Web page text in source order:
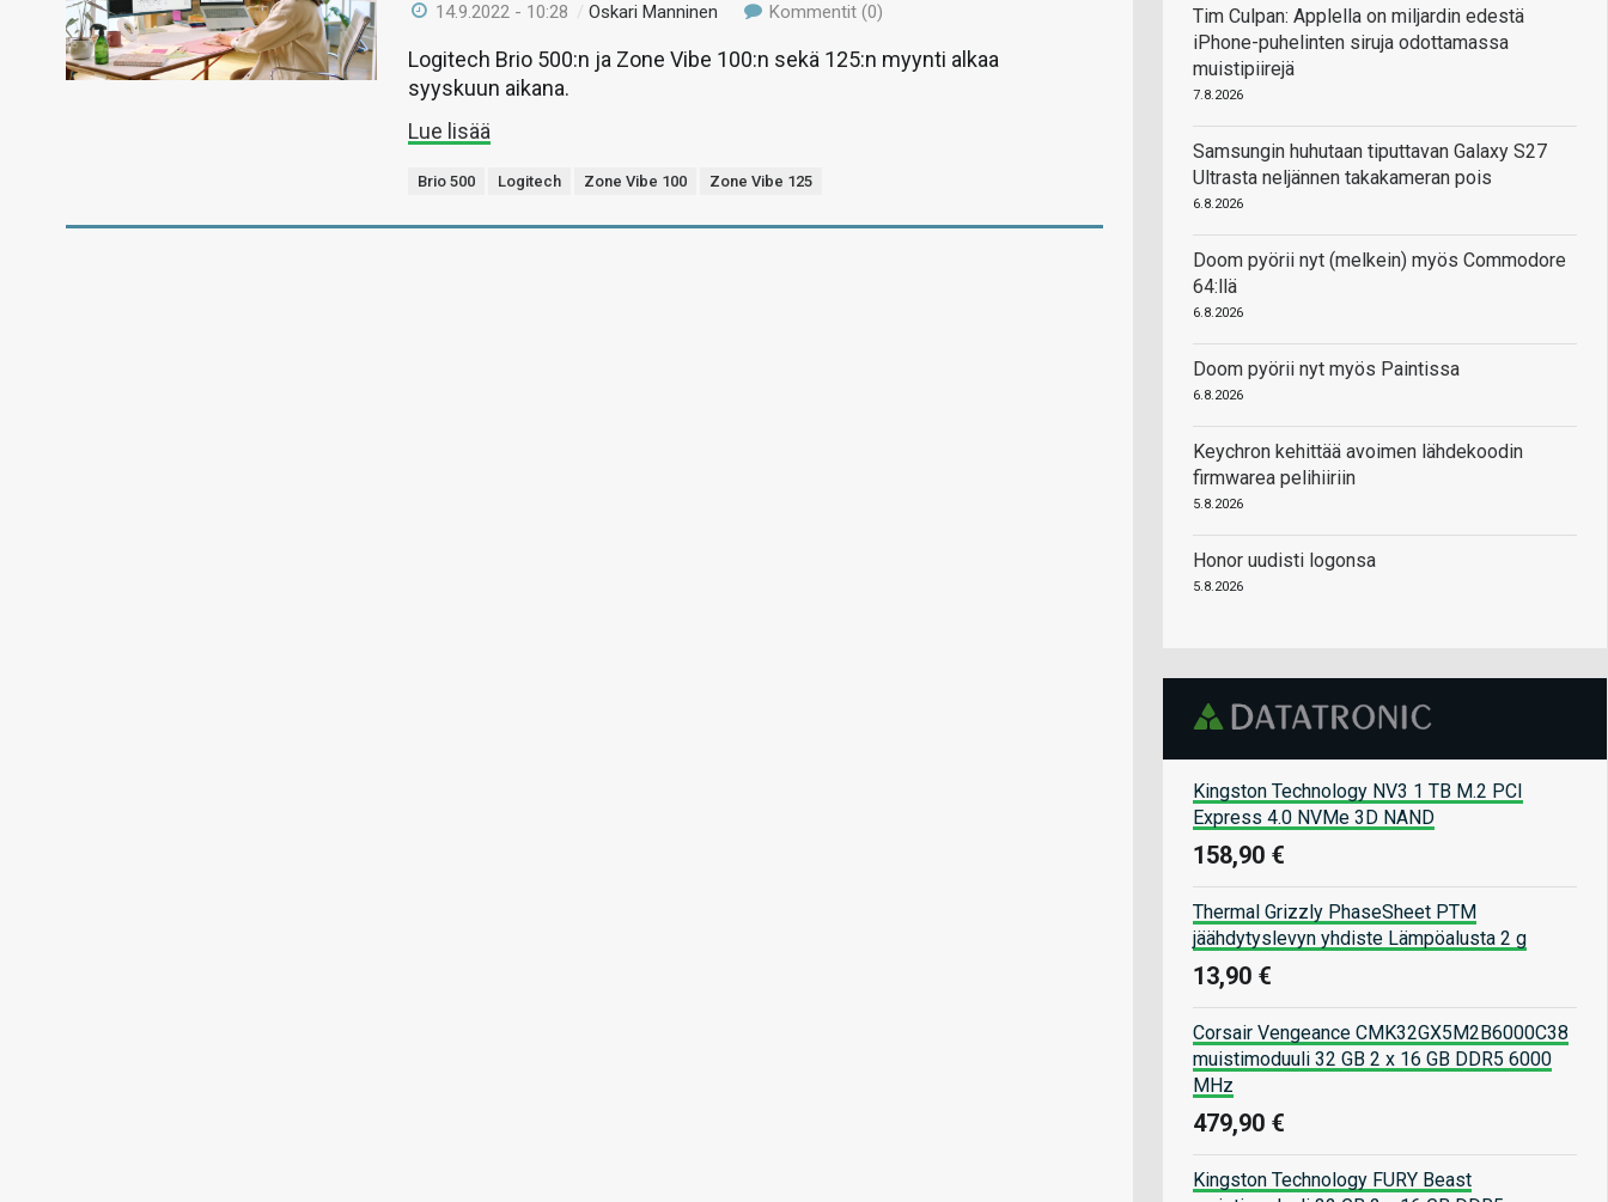
14.9.2022 - 10:28 /Oskari Manninen Kommentit (0)
Logitech Brio 500:n ja Zone Vibe 100:n sekä 125:n myynti alkaa
syyskuun aikana.
Lue lisää
Brio 500 Logitech Zone Vibe 100 Zone Vibe 125
Tim Culpan: Applella on miljardin edestä
iPhone-puhelinten siruja odottamassa
muistipiirejä
7.8.2026
Samsungin huhutaan tiputtavan Galaxy S27
Ultrasta neljännen takakameran pois
6.8.2026
Doom pyörii nyt (melkein) myös Commodore
64:llä
6.8.2026
Doom pyörii nyt myös Paintissa
6.8.2026
Keychron kehittää avoimen lähdekoodin
firmwarea pelihiiriin
5.8.2026
Honor uudisti logonsa
5.8.2026
Kingston Technology NV3 1 TB M.2 PCI
Express 4.0 NVMe 3D NAND
158,90 €
Thermal Grizzly PhaseSheet PTM
jäähdytyslevyn yhdiste Lämpöalusta 2 g
13,90 €
Corsair Vengeance CMK32GX5M2B6000C38
muistimoduuli 32 GB 2 x 16 GB DDR5 6000
MHz
479,90 €
Kingston Technology FURY Beast